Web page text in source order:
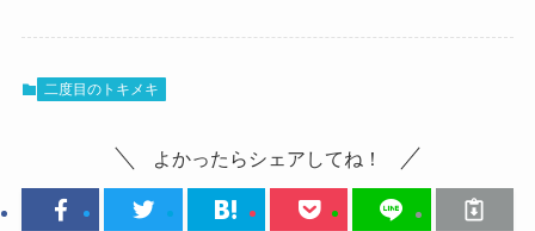
二度目のトキメキ
よかったらシェアしてね！